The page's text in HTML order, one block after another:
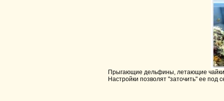
Прыгающие дельфины, летающие
Настройки позволят "заточить" ее под